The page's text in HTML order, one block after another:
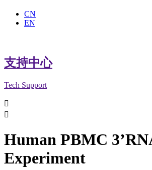
CN
EN
支持中心
Tech Support


Human PBMC
Experiment